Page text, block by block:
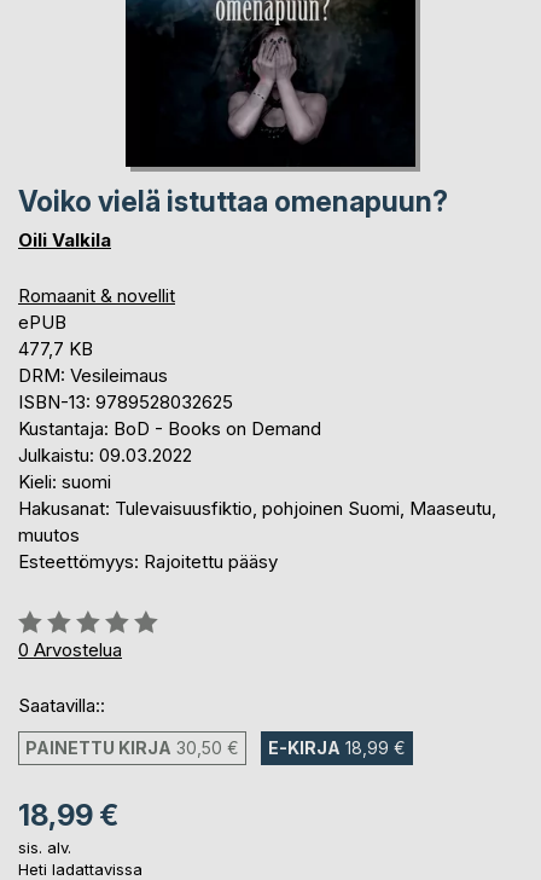
Voiko vielä istuttaa omenapuun?
Oili Valkila
Romaanit & novellit
ePUB
477,7 KB
DRM: Vesileimaus
ISBN-13: 9789528032625
Kustantaja: BoD - Books on Demand
Julkaistu: 09.03.2022
Kieli: suomi
Hakusanat: Tulevaisuusfiktio, pohjoinen Suomi, Maaseutu,
muutos
Esteettömyys: Rajoitettu pääsy
Arvostelu::
0%
0 Arvostelua
Saatavilla::
PAINETTU KIRJA 30,50 € E-KIRJA 18,99 €
18,99 €
sis. alv.
Heti ladattavissa